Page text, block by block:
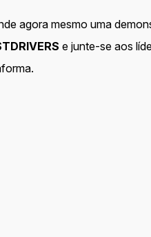
agora mesmo uma
e junte-se aos